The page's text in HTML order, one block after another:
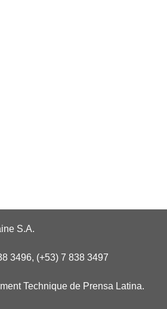
S.A.
3496, (+53) 7 838 3497
Technique de Prensa Latina.